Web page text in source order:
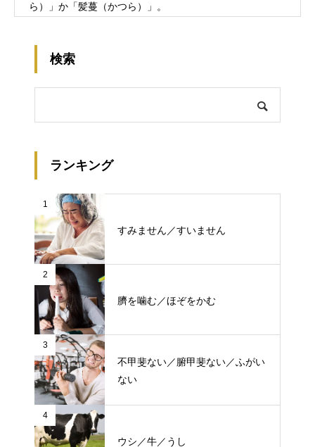
ら）」か「髪蔓（かつら）」。
検索
ランキング
1
すみません／すいません
2
臍を噛む／ほぞをかむ
3
不甲斐ない／腑甲斐ない／ふがい
ない
4
ウシ／牛／うし